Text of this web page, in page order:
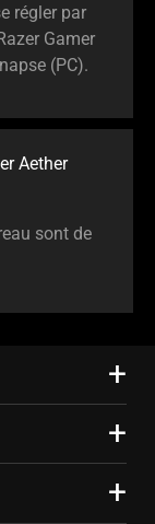
régler par
Gamer
(PC).
Aether
sont de